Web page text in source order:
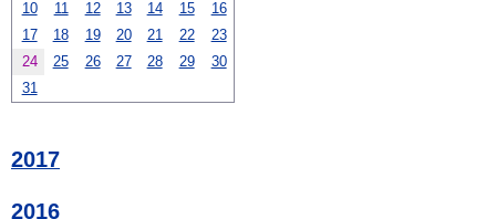
10
11 12 13 14 15
16
17
18 19 20 21 22
23
24
25 26 27 28 29
30
31
2017
2016